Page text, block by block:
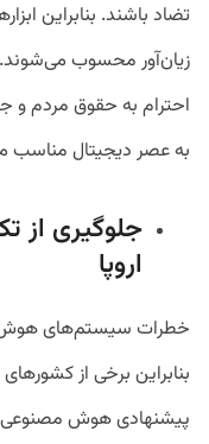
تضاد باشند. بنابراین
زیان‌آور محسوب
احترام به حقوق مردم و
به عصر دیجیتال مناسب
جلوگیری از
اروپا
خطرات سیستم‌های
بنابراین برخی از
پیشنهادی هوش